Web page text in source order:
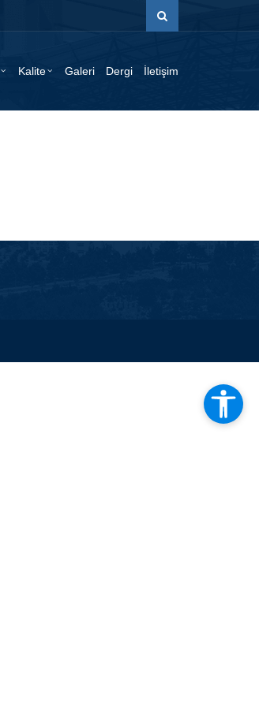
Kalite Galeri Dergi İletişim